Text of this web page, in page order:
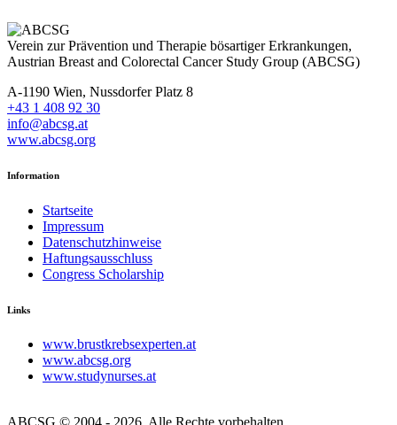
Verein zur Prävention und Therapie bösartiger Erkrankungen,
Austrian Breast and Colorectal Cancer Study Group (ABCSG)
A-1190 Wien, Nussdorfer Platz 8
+43 1 408 92 30
info@abcsg.at
www.abcsg.org
Information
Startseite
Impressum
Datenschutzhinweise
Haftungsausschluss
Congress Scholarship
Links
www.brustkrebsexperten.at
www.abcsg.org
www.studynurses.at